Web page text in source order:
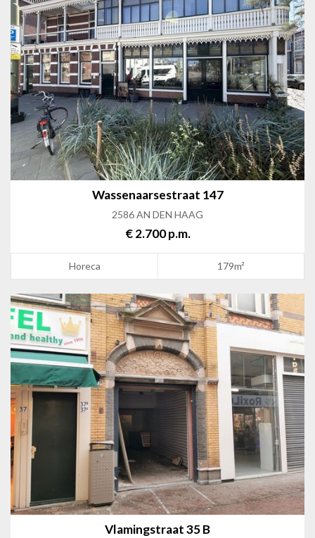
Wassenaarsestraat 147
2586 AN DEN HAAG
€ 2.700 p.m.
Horeca 179m²
Vlamingstraat 35 B